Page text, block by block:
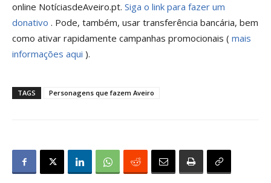
online NotíciasdeAveiro.pt. Siga o link para fazer um
donativo . Pode, também, usar transferência bancária, bem
como ativar rapidamente campanhas promocionais ( mais
informações aqui ).
TAGS Personagens que fazem Aveiro